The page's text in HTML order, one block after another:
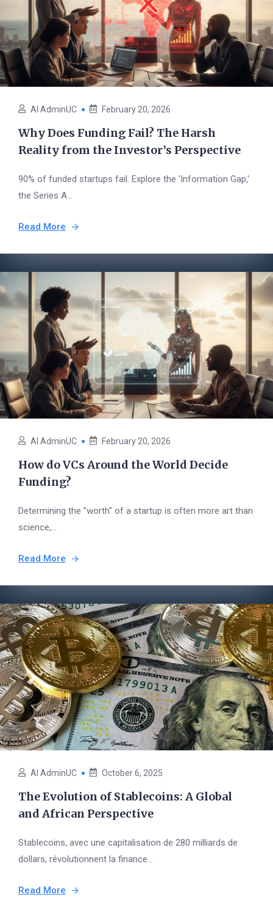
AI AdminUC February 20, 2026
Why Does Funding Fail? The Harsh
Reality from the Investor’s Perspective
90% of funded startups fail. Explore the 'Information Gap,'
the Series A...
Read More
AI AdminUC February 20, 2026
How do VCs Around the World Decide
Funding?
Determining the "worth" of a startup is often more art than
science,...
Read More
AI AdminUC October 6, 2025
The Evolution of Stablecoins: A Global
and African Perspective
Stablecoins, avec une capitalisation de 280 milliards de
dollars, révolutionnent la finance...
Read More